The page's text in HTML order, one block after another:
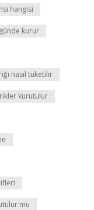
hangisi
kurur
nasıl tüketilir
kurutulur
mu